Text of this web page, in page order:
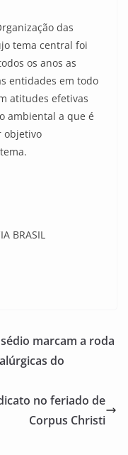
das
tema central foi
os anos as
entidades em todo
atitudes efetivas
ambiental a que é
objetivo
BRASIL
marcam a roda
do
no feriado de
Corpus Christi